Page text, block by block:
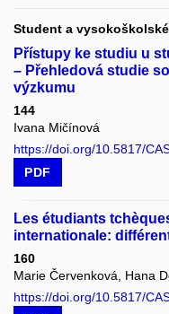
Student a
Přístupy ke studiu u
– Přehledová studie
výzkumu
144
Ivana Mičínová
https://doi.org/10.5817/
PDF
Les étudiants
internationale:
160
Marie Červenková, Hana
https://doi.org/10.5817/